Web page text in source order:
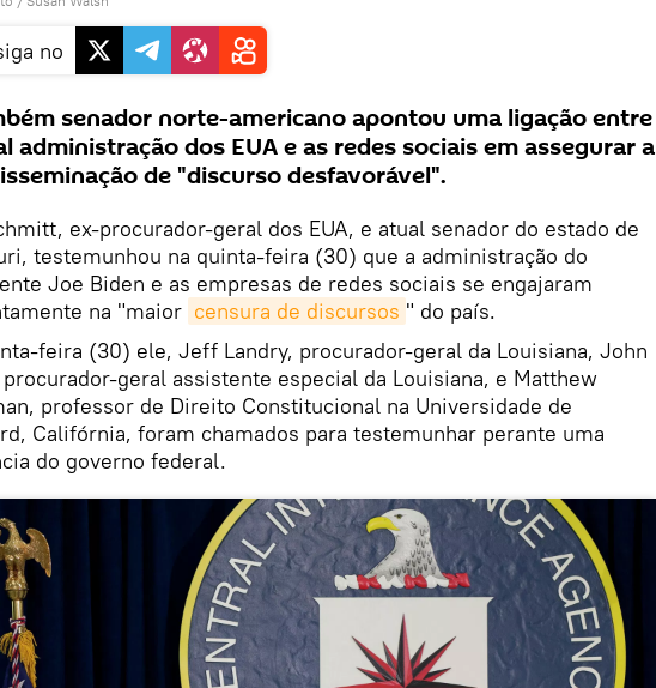
no
senador norte-americano apontou uma ligação entre
administração dos EUA e as redes sociais em assegurar a
de "discurso desfavorável".
ex-procurador-geral dos EUA, e atual senador do estado de
testemunhou na quinta-feira (30) que a administração do
Joe Biden e as empresas de redes sociais se engajaram
na "maior censura de discursos " do país.
feira (30) ele, Jeff Landry, procurador-geral da Louisiana, John
procurador-geral assistente especial da Louisiana, e Matthew
professor de Direito Constitucional na Universidade de
Califórnia, foram chamados para testemunhar perante uma
do governo federal.